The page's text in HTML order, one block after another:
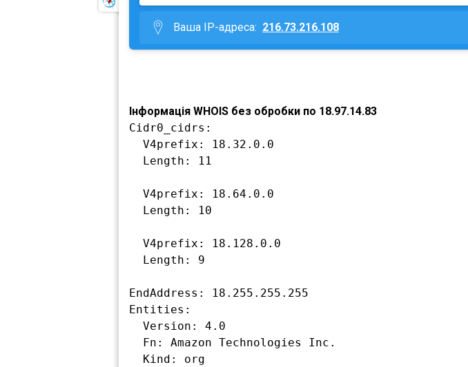
Ваша IP-адреса: 216.73.216.108
Інформація WHOIS без обробки по 18.97.14.83
Cidr0_cidrs:
EndAddress: 18.255.255.255
Entities: